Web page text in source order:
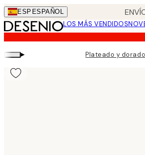
Skip
to
main
content.
ESP ESPAÑOL
LOS MÁS VENDIDOS
▸ Plateado y